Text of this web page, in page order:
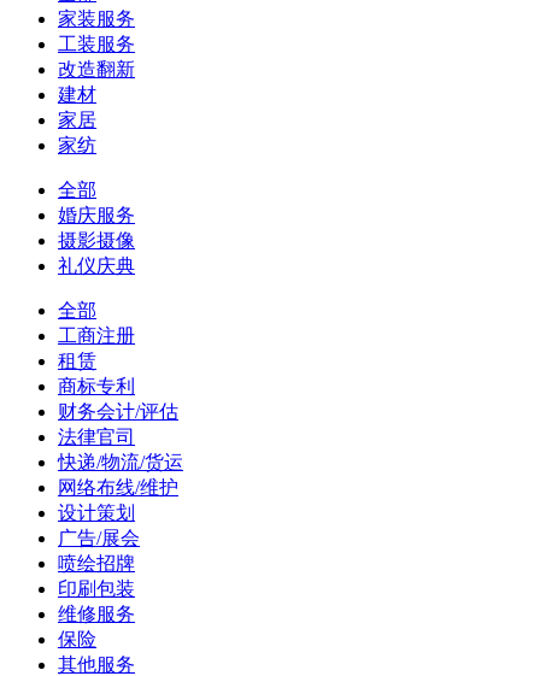
家装服务
工装服务
改造翻新
建材
家居
家纺
全部
婚庆服务
摄影摄像
礼仪庆典
全部
工商注册
租赁
商标专利
财务会计/评估
法律官司
快递/物流/货运
网络布线/维护
设计策划
广告/展会
喷绘招牌
印刷包装
维修服务
保险
其他服务